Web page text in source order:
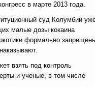
в марте 2013 года.
суд Колумбии
малые дозы кокаина
формально
взять под контроль
и ученые, в том числе